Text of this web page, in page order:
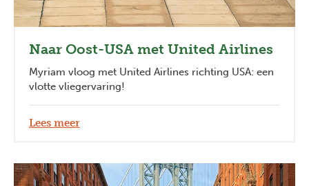
Naar Oost-USA met United Airlines
Myriam vloog met United Airlines richting USA: een
vlotte vliegervaring!
Lees meer